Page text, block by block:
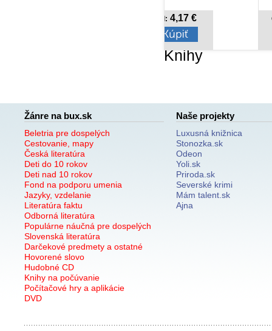
Cena od:
Knihy
Žánre na bux.sk
Beletria pre dospelých
Cestovanie, mapy
Česká literatúra
Deti do 10 rokov
Deti nad 10 rokov
Fond na podporu umenia
Jazyky, vzdelanie
Literatúra faktu
Odborná literatúra
Populárne náučná pre dospelých
Slovenská literatúra
Darčekové predmety a ostatné
Hovorené slovo
Hudobné CD
Knihy na počúvanie
Počítačové hry a aplikácie
DVD
Naše projekty
Luxusná knižnica
Stonozka.sk
Odeon
Yoli.sk
Priroda.sk
Severské krimi
Mám talent.sk
Ajna